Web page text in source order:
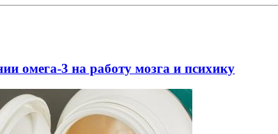
омега-3 на работу мозга и психику